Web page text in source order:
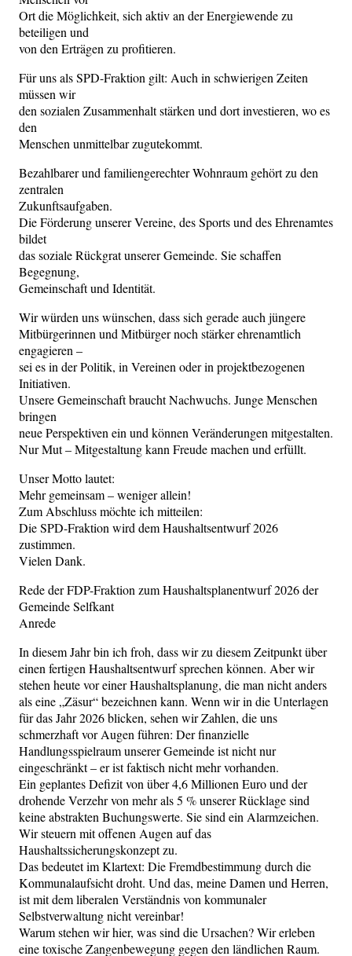
Ort die Möglichkeit, sich aktiv an der Energiewende zu
beteiligen und
von den Erträgen zu profitieren.
Für uns als SPD-Fraktion gilt: Auch in schwierigen Zeiten
müssen wir
den sozialen Zusammenhalt stärken und dort investieren, wo es
den
Menschen unmittelbar zugutekommt.
Bezahlbarer und familiengerechter Wohnraum gehört zu den
zentralen
Zukunftsaufgaben.
Die Förderung unserer Vereine, des Sports und des Ehrenamtes
bildet
das soziale Rückgrat unserer Gemeinde. Sie schaffen
Begegnung,
Gemeinschaft und Identität.
Wir würden uns wünschen, dass sich gerade auch jüngere
Mitbürgerinnen und Mitbürger noch stärker ehrenamtlich
engagieren –
sei es in der Politik, in Vereinen oder in projektbezogenen
Initiativen.
Unsere Gemeinschaft braucht Nachwuchs. Junge Menschen
bringen
neue Perspektiven ein und können Veränderungen mitgestalten.
Nur Mut – Mitgestaltung kann Freude machen und erfüllt.
Unser Motto lautet:
Mehr gemeinsam – weniger allein!
Zum Abschluss möchte ich mitteilen:
Die SPD-Fraktion wird dem Haushaltsentwurf 2026
zustimmen.
Vielen Dank.
Rede der FDP-Fraktion zum Haushaltsplanentwurf 2026 der
Gemeinde Selfkant
Anrede
In diesem Jahr bin ich froh, dass wir zu diesem Zeitpunkt über
einen fertigen Haushaltsentwurf sprechen können. Aber wir
stehen heute vor einer Haushaltsplanung, die man nicht anders
als eine „Zäsur“ bezeichnen kann. Wenn wir in die Unterlagen
für das Jahr 2026 blicken, sehen wir Zahlen, die uns
schmerzhaft vor Augen führen: Der finanzielle
Handlungsspielraum unserer Gemeinde ist nicht nur
eingeschränkt – er ist faktisch nicht mehr vorhanden.
Ein geplantes Defizit von über 4,6 Millionen Euro und der
drohende Verzehr von mehr als 5 % unserer Rücklage sind
keine abstrakten Buchungswerte. Sie sind ein Alarmzeichen.
Wir steuern mit offenen Augen auf das
Haushaltssicherungskonzept zu.
Das bedeutet im Klartext: Die Fremdbestimmung durch die
Kommunalaufsicht droht. Und das, meine Damen und Herren,
ist mit dem liberalen Verständnis von kommunaler
Selbstverwaltung nicht vereinbar!
Warum stehen wir hier, was sind die Ursachen? Wir erleben
eine toxische Zangenbewegung gegen den ländlichen Raum.